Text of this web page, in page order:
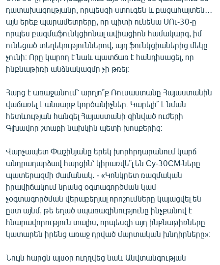
դատախազությանը, որպեսզի ստուգեն և բացահայտեն․․․
այն երեք պարամետրերը, որ պիտի ունենա ՍՈւ-30-ը
որպես բազմաֆունկցիոնալ ավիացիոն համակարգ, իմ
ունեցած տեղեկություններով, այդ ֆունկցիաներից մեկը
չունի։ Որը կարող է նաև պատճառ է հանդիսացել, որ
ինքնաթիռի անձնակազմը չի թռել։
Հարց է առաջանում՝ արդյո՞ք Ռուսաստանը Հայաստանին
վաճառել է անսարք կործանիչներ։ Կարելի՞ է նման
հետևության հանգել Հայաստանի զինված ուժերի
Գլխավոր շտաբի նախկին պետի խոսքերից։
Վարչապետ Փաշինյանը երեկ խորհրդարանում կարճ
անդրադարձավ հարցին՝ կիրառվե՞լ են Су-30СМ-ները
պատերազմի ժամանակ․ - «Կոնկրետ ռազմական
իրավիճակում նրանց օգտագործման կամ
չօգտագործման վերաբերյալ որոշումները կայացվել են
ըստ այնմ, թե եղած սպառազինությունը ինչքանով է
հնարավորություն տալիս, որպեսզի այդ ինքնաթիռները
կատարեն իրենց առաջ դրված մարտական խնդիրները»։
Նույն հարցն այսօր ուղղվեց նաև Անվտանգության